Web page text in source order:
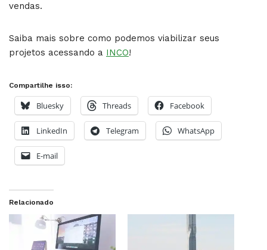
vendas.
Saiba mais sobre como podemos viabilizar seus
projetos acessando a INCO!
Compartilhe isso:
Bluesky Threads Facebook
LinkedIn Telegram WhatsApp
E-mail
Relacionado